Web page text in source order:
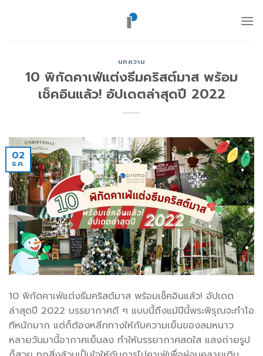
บทความ
10 พิกัดคาเฟ่แต่งธีมคริสต์มาส พร้อม
เช็คอินแล้ว! อัปเดตล่าสุดปี 2022
02
ธ.ค.
10 พิกัดคาเฟ่แต่งธีมคริสต์มาส พร้อมเช็คอินแล้ว! อัปเดต
ล่าสุดปี 2022 บรรยากาศดี ๆ แบบนี้ถึงแม้ปีนี้พระพิรุณจะทำโอ
ทีหนักมาก แต่ก็ต้องหลีกทางให้กับความเย็นของลมหนาว
หลายวันมานี้อากาศเย็นลง ทำให้บรรยากาศสดใส แสงถ่ายรูป